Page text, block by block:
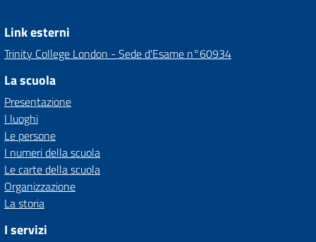
Link esterni
Trinity College London - Sede d'Esame n°60934
La scuola
Presentazione
I luoghi
Le persone
I numeri della scuola
Le carte della scuola
Organizzazione
La storia
I servizi